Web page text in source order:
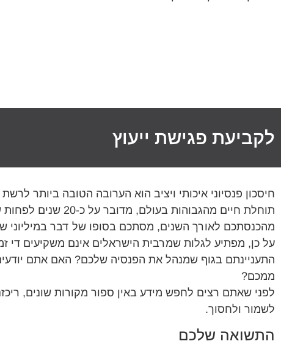
לקביעת פגישת ייעוץ
תוחלת חיים
מהכנסתכם לאורך השנים, מסתכם בסופו של דבר במיליוני
על כן, מפתיע לגלות שמרבית הישראלים אינם משקיעים די
התעניינתם בגוף שמנהל את הפנסיה שלכם? האם אתם
ממכם?
לפני שאתם רצים לחפש מידע באין ספור מקורות שונים,
לשמור ולחסוך.
התשואה שלכם